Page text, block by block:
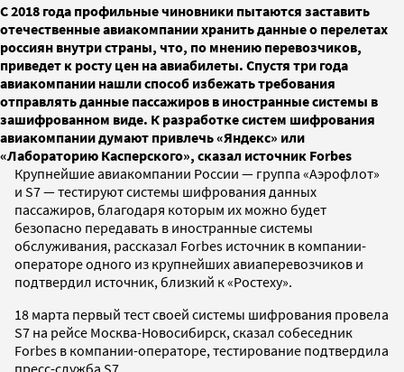
С 2018 года профильные чиновники пытаются заставить
отечественные авиакомпании хранить данные о перелетах
россиян внутри страны, что, по мнению перевозчиков,
приведет к росту цен на авиабилеты. Спустя три года
авиакомпании нашли способ избежать требования
отправлять данные пассажиров в иностранные системы в
зашифрованном виде. К разработке систем шифрования
авиакомпании думают привлечь «Яндекс» или
«Лабораторию Касперского», сказал источник Forbes
Крупнейшие авиакомпании России — группа «Аэрофлот»
и S7 — тестируют системы шифрования данных
пассажиров, благодаря которым их можно будет
безопасно передавать в иностранные системы
обслуживания, рассказал Forbes источник в компании-
операторе одного из крупнейших авиаперевозчиков и
подтвердил источник, близкий к «Ростеху».
18 марта первый тест своей системы шифрования провела
S7 на рейсе Москва-Новосибирск, сказал собеседник
Forbes в компании-операторе, тестирование подтвердила
пресс-служба S7.